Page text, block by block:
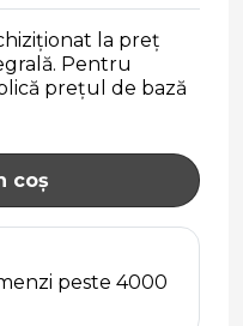
la preț
Pentru
prețul de bază
coș
peste 4000